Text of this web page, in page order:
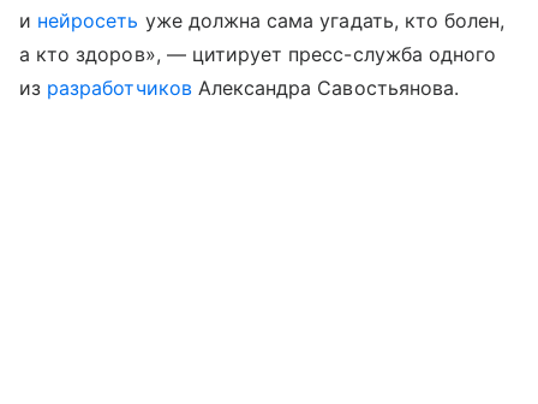
и нейросеть уже должна сама угадать, кто болен,
а кто здоров», — цитирует пресс-служба одного
из разработчиковАлександра Савостьянова.